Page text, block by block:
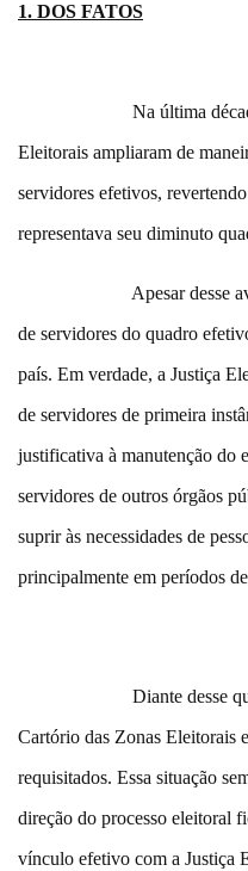
1. DOS FATOS
Na última década, os
Eleitorais ampliaram de
servidores efetivos,
representava seu diminuto
Apesar desse avanço,
de servidores do quadro
país. Em verdade, a Justiça
de servidores de primeira
justificativa à manutenção do
servidores de outros órgãos
suprir às necessidades de
principalmente em períodos
Diante desse quadro,
Cartório das Zonas Eleitorais
requisitados. Essa situação
direção do processo eleitoral
vínculo efetivo com a Justiça